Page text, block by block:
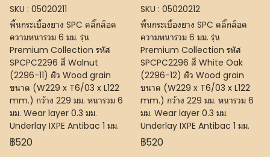
SKU : 05020211
พื้นกระเบื้องยาง SPC คลิ๊กล็อค
ความหนารวม 6 มม. รุ่น
Premium Collection รหัส
SPCPC2296 สี Walnut
(2296-11) ผิว Wood grain
ขนาด (W229 x T6/03 x L122
mm.) กว้าง 229 มม. หนารวม 6
มม. Wear layer 0.3 มม.
Underlay IXPE Antibac 1 มม.
฿520
SKU : 05020212
พื้นกระเบื้องยาง SPC คลิ๊กล็อค
ความหนารวม 6 มม. รุ่น
Premium Collection รหัส
SPCPC2296 สี White Oak
(2296-12) ผิว Wood grain
ขนาด (W229 x T6/03 x L122
mm.) กว้าง 229 มม. หนารวม 6
มม. Wear layer 0.3 มม.
Underlay IXPE Antibac 1 มม.
฿520